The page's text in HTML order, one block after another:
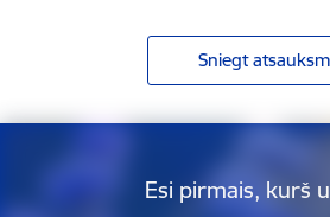
Sniegt
Esi pirmais, kurš